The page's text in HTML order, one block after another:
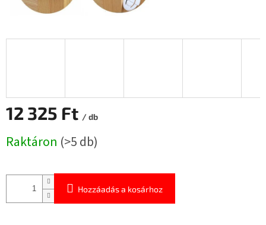
12 325 Ft / db
Raktáron (>5 db)
Hozzáadás a kosárhoz